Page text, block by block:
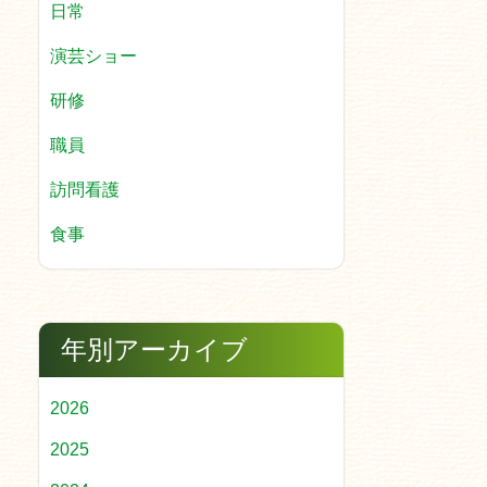
日常
演芸ショー
研修
職員
訪問看護
食事
年別アーカイブ
2026
2025